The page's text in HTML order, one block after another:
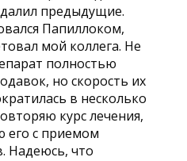
предыдущие.
Папиллоком,
мой коллега. Не
полностью
но скорость их
в несколько
курс лечения,
его с приемом
Надеюсь, что